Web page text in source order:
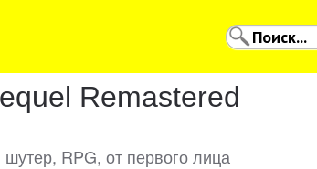
Remastered
RPG, от первого лица